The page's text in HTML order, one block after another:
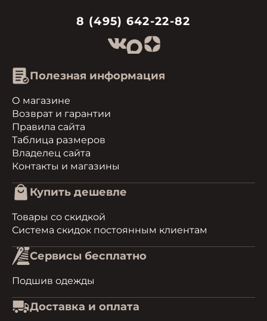
8 (495) 642-22-82
Полезная информация
О магазине
Возврат и гарантии
Правила сайта
Таблица размеров
Владелец сайта
Контакты и магазины
Купить дешевле
Товары со скидкой
Система скидок постоянным клиентам
Сервисы бесплатно
Подшив одежды
Доставка и оплата